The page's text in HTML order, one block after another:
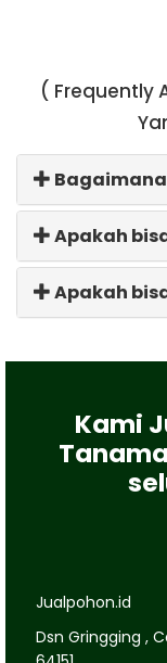
( Frequently
Apakah
Apakah
Kami
Jualpohon.id
Dsn Gringging ,